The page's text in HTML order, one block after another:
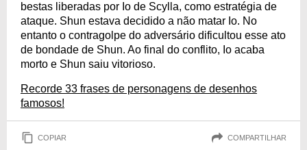
bestas liberadas por Io de Scylla, como estratégia de
ataque. Shun estava decidido a não matar Io. No
entanto o contragolpe do adversário dificultou esse ato
de bondade de Shun. Ao final do conflito, Io acaba
morto e Shun saiu vitorioso.
Recorde 33 frases de personagens de desenhos
famosos!
COPIAR COMPARTILHAR